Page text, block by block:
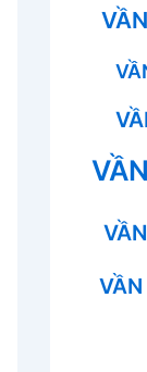
VẦN